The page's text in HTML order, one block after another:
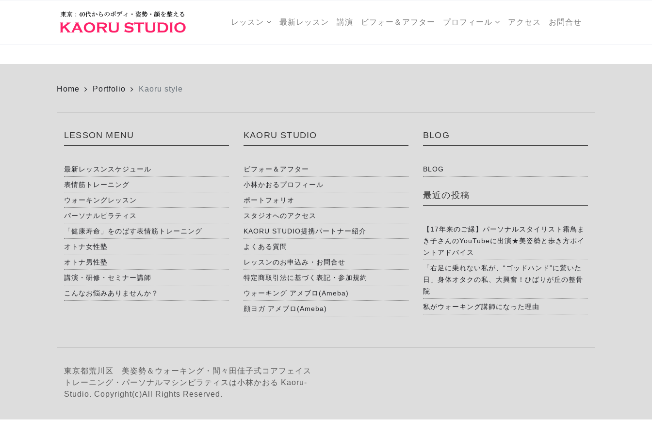
レッスン 最新レッスン 講演 ビフォー＆アフター プロフィール アクセス お問合せ
Home Portfolio Kaoru style
LESSON MENU
最新レッスンスケジュール
表情筋トレーニング
ウォーキングレッスン
パーソナルピラティス
「健康寿命」をのばす表情筋トレーニング
オトナ女性塾
オトナ男性塾
講演・研修・セミナー講師
こんなお悩みありませんか？
KAORU STUDIO
ビフォー＆アフター
小林かおるプロフィール
ポートフォリオ
スタジオへのアクセス
KAORU STUDIO提携パートナー紹介
よくある質問
レッスンのお申込み・お問合せ
特定商取引法に基づく表記・参加規約
ウォーキング アメブロ(Ameba)
顔ヨガ アメブロ(Ameba)
BLOG
BLOG
最近の投稿
【17年来のご縁】パーソナルスタイリスト霜鳥ま
き子さんのYouTubeに出演★美姿勢と歩き方ポイ
ントアドバイス
「右足に乗れない私が、“ゴッドハンド”に驚いた
日」身体オタクの私、大興奮！ひばりが丘の整骨
院
私がウォーキング講師になった理由
東京都荒川区 美姿勢＆ウォーキング・間々田佳子式コアフェイス
トレーニング・パーソナルマシンピラティスは小林かおる Kaoru-
Studio. Copyright(c)All Rights Reserved.